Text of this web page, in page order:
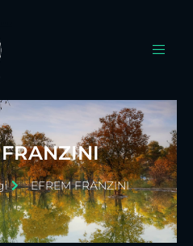
EFREM FRANZINI